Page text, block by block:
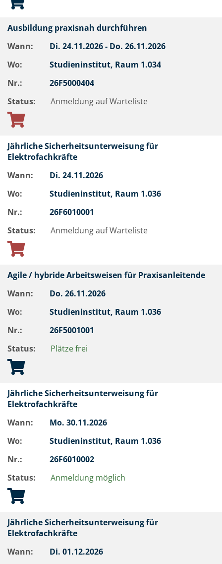
Ausbildung praxisnah durchführen
Wann:
Di. 24.11.2026 - Do. 26.11.2026
Wo:
Studieninstitut, Raum 1.034
Nr.:
26F5000404
Status:
Anmeldung auf Warteliste
Jährliche Sicherheitsunterweisung für
Elektrofachkräfte
Wann:
Di. 24.11.2026
Wo:
Studieninstitut, Raum 1.036
Nr.:
26F6010001
Status:
Anmeldung auf Warteliste
Agile / hybride Arbeitsweisen für Praxisanleitende
Wann:
Do. 26.11.2026
Wo:
Studieninstitut, Raum 1.036
Nr.:
26F5001001
Status:
Plätze frei
Jährliche Sicherheitsunterweisung für
Elektrofachkräfte
Wann:
Mo. 30.11.2026
Wo:
Studieninstitut, Raum 1.036
Nr.:
26F6010002
Status:
Anmeldung möglich
Jährliche Sicherheitsunterweisung für
Elektrofachkräfte
Wann:
Di. 01.12.2026